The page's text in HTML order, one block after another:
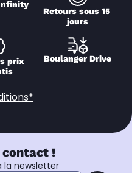
Retours sous 15
jours
prix
Boulanger Drive
contact !
la newsletter